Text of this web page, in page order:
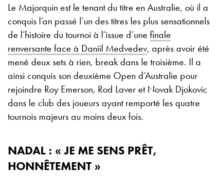
Le Majorquin est le tenant du titre en Australie, où il a
conquis l’an passé l’un des titres les plus sensationnels
de l’histoire du tournoi à l’issue d’une finale
renversante face à Daniil Medvedev, après avoir été
mené deux sets à rien, break dans le troisième. Il a
ainsi conquis son deuxième Open d’Australie pour
rejoindre Roy Emerson, Rod Laver et Novak Djokovic
dans le club des joueurs ayant remporté les quatre
tournois majeurs au moins deux fois.
NADAL : « JE ME SENS PRÊT,
HONNÊTEMENT »